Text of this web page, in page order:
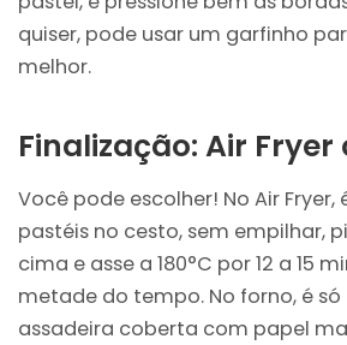
quiser, pode usar um garfinho
melhor.
Finalização: Air Fryer
Você pode escolher! No Air Fryer,
pastéis no cesto, sem empilhar,
cima e asse a 180°C por 12 a 15
metade do tempo. No forno, é
assadeira coberta com papel